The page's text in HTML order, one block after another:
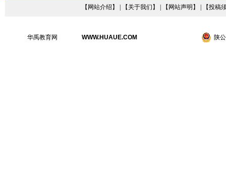
【 网站介绍 】 | 【 关于我们 】 | 【 网站声明 】 | 【投稿
华禹教育网 WWW.HUAUE.COM 陕